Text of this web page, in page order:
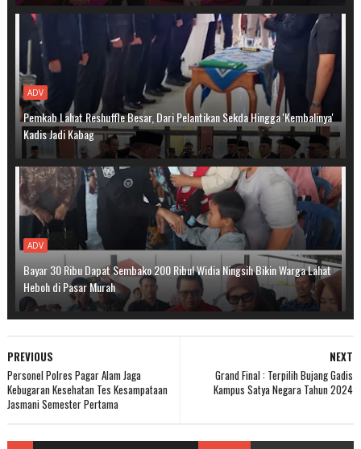
ADV
Pemkab Lahat Reshuffle Besar, Dari Pelantikan Sekda Hingga 'Kembalinya'
Kadis Jadi Kabag
ADV
Bayar 30 Ribu Dapat Sembako 200 Ribu! Widia Ningsih Bikin Warga Lahat
Heboh di Pasar Murah
NEXT
Grand Final : Terpilih Bujang Gadis
Kampus Satya Negara Tahun 2024
PREVIOUS
Personel Polres Pagar Alam Jaga
Kebugaran Kesehatan Tes Kesampataan
Jasmani Semester Pertama